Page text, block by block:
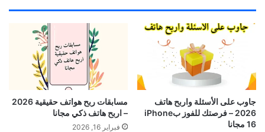
جاوب على الأسئلة واربح هاتف
2026 – فرصتك للفوز بiPhone
16 مجانا
مسابقات ربح هواتف حقيقية 2026
– اربح هاتف ذكي مجانا
فبراير 16, 2026